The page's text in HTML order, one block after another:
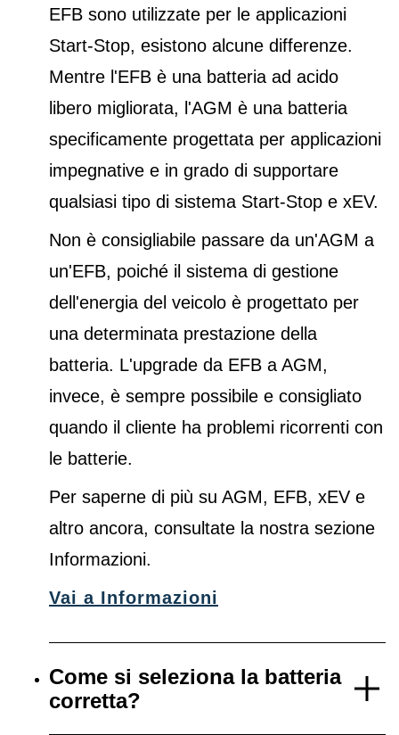
EFB sono utilizzate per le applicazioni
Start-Stop, esistono alcune differenze.
Mentre l'EFB è una batteria ad acido
libero migliorata, l'AGM è una batteria
specificamente progettata per applicazioni
impegnative e in grado di supportare
qualsiasi tipo di sistema Start-Stop e xEV.
Non è consigliabile passare da un'AGM a
un'EFB, poiché il sistema di gestione
dell'energia del veicolo è progettato per
una determinata prestazione della
batteria. L'upgrade da EFB a AGM,
invece, è sempre possibile e consigliato
quando il cliente ha problemi ricorrenti con
le batterie.
Per saperne di più su AGM, EFB, xEV e
altro ancora, consultate la nostra sezione
Informazioni.
Vai a Informazioni
Come si seleziona la batteria
corretta?